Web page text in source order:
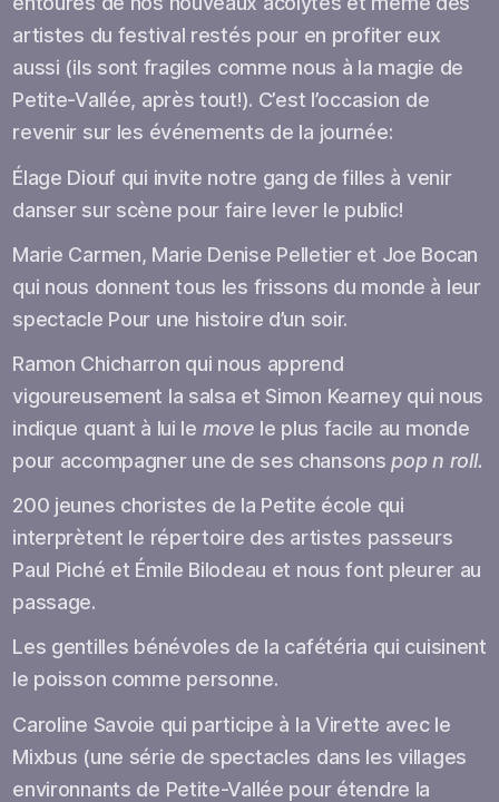
artistes du festival restés pour en profiter eux
aussi (ils sont fragiles comme nous à la magie de
Petite-Vallée, après tout!). C’est l’occasion de
revenir sur les événements de la journée:
Élage Diouf qui invite notre gang de filles à venir
danser sur scène pour faire lever le public!
Marie Carmen, Marie Denise Pelletier et Joe Bocan
qui nous donnent tous les frissons du monde à leur
spectacle Pour une histoire d’un soir.
Ramon Chicharron qui nous apprend
vigoureusement la salsa et Simon Kearney qui nous
indique quant à lui le move le plus facile au monde
pour accompagner une de ses chansonspop n roll.
200 jeunes choristes de la Petite école qui
interprètent le répertoire des artistes passeurs
Paul Piché et Émile Bilodeau et nous font pleurer au
passage.
Les gentilles bénévoles de la cafétéria qui cuisinent
le poisson comme personne.
Caroline Savoie qui participe à la Virette avec le
Mixbus (une série de spectacles dans les villages
environnants de Petite-Vallée pour étendre la